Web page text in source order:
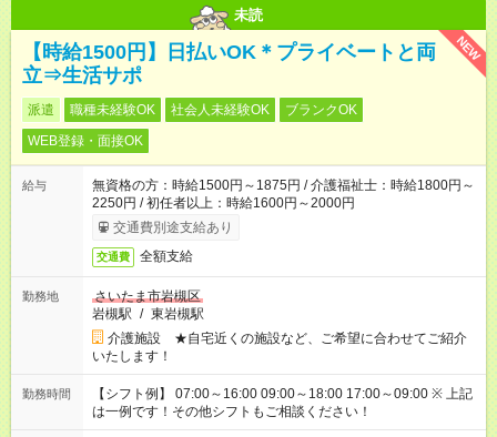
未読
NEW
【時給1500円】日払いOK＊プライベートと両
立⇒生活サポ
派遣 職種未経験OK 社会人未経験OK
ブランクOK
WEB登録・面接OK
給与
無資格の方：時給1500円～1875円 / 介護福祉士：時給1800円～
2250円 / 初任者以上：時給1600円～2000円
交通費別途支給あり
交通費 全額支給
勤務地
さいたま市岩槻区
岩槻駅 / 東岩槻駅
介護施設 ★自宅近くの施設など、ご希望に合わせてご紹介
いたします！
勤務時間
【シフト例】 07:00～16:00 09:00～18:00 17:00～09:00 ※ 上記
は一例です！その他シフトもご相談ください！